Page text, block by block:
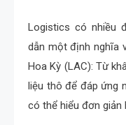
Logistics có nhiều
dẫn một định nghĩa
Hoa Kỳ (LAC): Từ
liệu thô để đáp ứng
có thể hiểu đơn giản